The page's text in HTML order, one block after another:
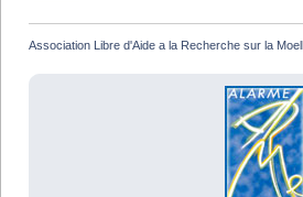
Association Libre d'Aide a la Recherche sur la